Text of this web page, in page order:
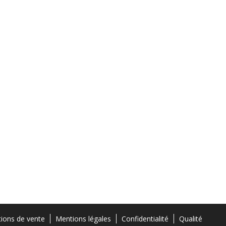
de vente Mentions légales Confidentialité
Qualité